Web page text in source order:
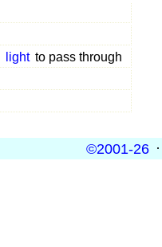
light to pass through
©2001-26 ·